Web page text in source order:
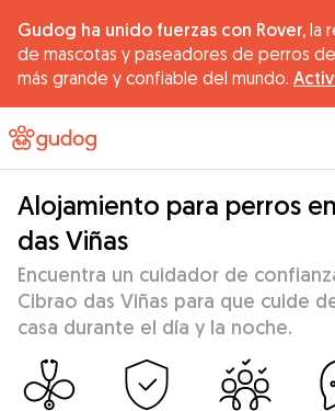
Gudog ha unido fuerzas con Rover, la
de mascotas y paseadores de perros
más grande y confiable del mundo.
Alojamiento para perros
das Viñas
Encuentra un cuidador de
Cibrao das Viñas para que cuide
casa durante el día y la noche.